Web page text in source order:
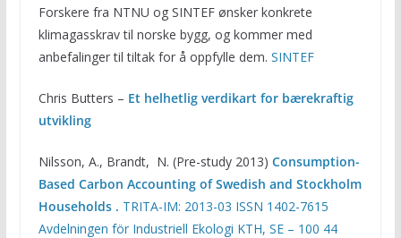
Forskere fra NTNU og SINTEF ønsker konkrete
klimagasskrav til norske bygg, og kommer med
anbefalinger til tiltak for å oppfylle dem. SINTEF
Chris Butters – Et helhetlig verdikart for bærekraftig
utvikling
Nilsson, A., Brandt, N. (Pre-study 2013) Consumption-
Based Carbon Accounting of Swedish and Stockholm
Households . TRITA-IM: 2013-03 ISSN 1402-7615
Avdelningen för Industriell Ekologi KTH, SE – 100 44